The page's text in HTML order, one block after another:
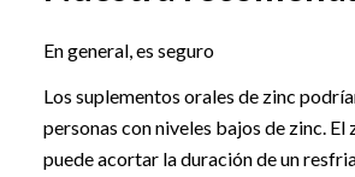
En general, es seguro
Los suplementos orales de zinc
personas con niveles bajos de zinc. El
puede acortar la duración de un